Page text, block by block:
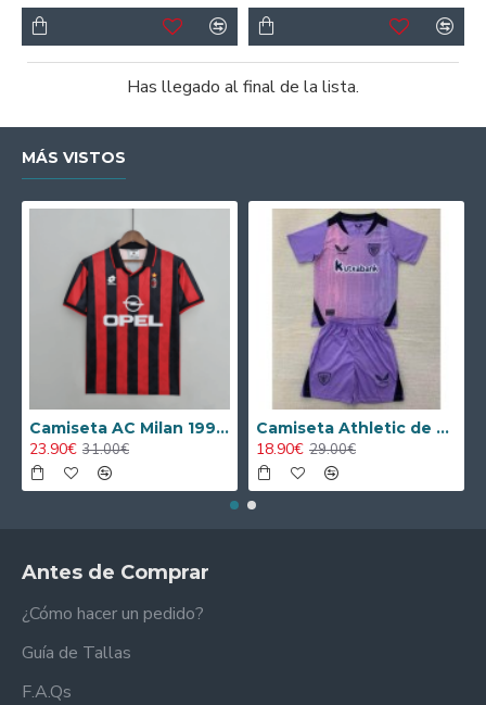
Has llegado al final de la lista.
MÁS VISTOS
Camiseta AC Milan 1995/1996 Local Retro
23.90€ 31.00€
Camiseta Athletic de Bilbao 2024/2025 Alternativo Niño Kit
18.90€ 29.00€
Antes de Comprar
¿Cómo hacer un pedido?
Guía de Tallas
F.A.Qs